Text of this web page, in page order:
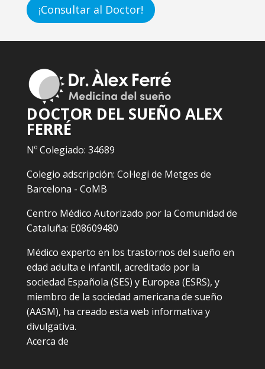
¡Consultar al Doctor!
DOCTOR DEL SUEÑO ALEX
FERRÉ
Nº Colegiado: 34689
Colegio adscripción: Col·legi de Metges de
Barcelona - CoMB
Centro Médico Autorizado por la Comunidad de
Cataluña: E08609480
Médico experto en los trastornos del sueño en
edad adulta e infantil, acreditado por la
sociedad Española (SES) y Europea (ESRS), y
miembro de la sociedad americana de sueño
(AASM), ha creado esta web informativa y
divulgativa.
Acerca de